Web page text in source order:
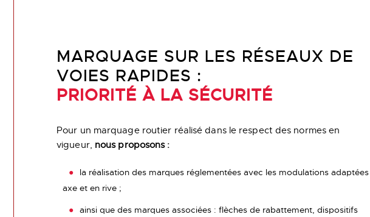
MARQUAGE SUR LES RÉSEAUX DE
VOIES RAPIDES :
PRIORITÉ À LA SÉCURITÉ
Pour un marquage routier réalisé dans le respect des normes en
vigueur, nous proposons :
la réalisation des marques réglementées avec les modulations
axe et en rive ;
ainsi que des marques associées : flèches de rabattement, dispositifs